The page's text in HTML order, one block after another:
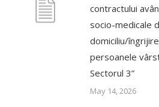
contractului
socio-medicale
domiciliu/
persoanele
Sectorul 3”
May 14, 2026